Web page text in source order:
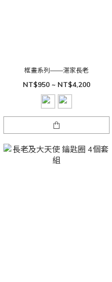
框畫系列——湛家長老
NT$950 ~ NT$4,200